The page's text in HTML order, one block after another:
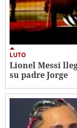
LUTO
Lionel Messi
su padre Jorge